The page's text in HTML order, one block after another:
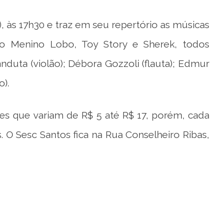
17h30 e traz em seu repertório as músicas
Menino Lobo, Toy Story e Sherek, todos
(violão); Débora Gozzoli (flauta); Edmur
que variam de R$ 5 até R$ 17, porém, cada
Sesc Santos fica na Rua Conselheiro Ribas,